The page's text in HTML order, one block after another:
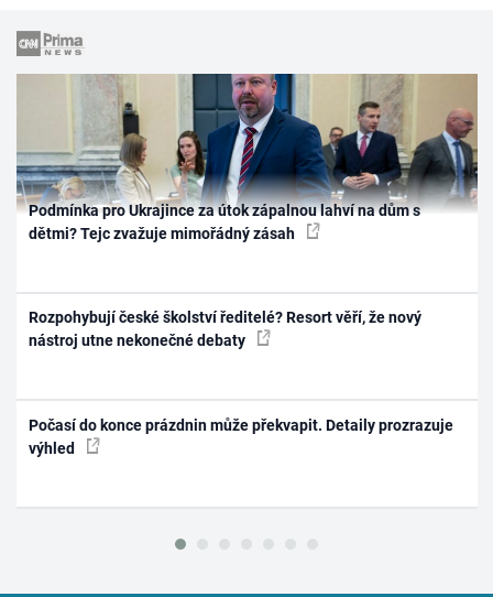
Podmínka pro Ukrajince za útok zápalnou lahví na dům s
dětmi? Tejc zvažuje mimořádný zásah
Rozpohybují české školství ředitelé? Resort věří, že nový
nástroj utne nekonečné debaty
Počasí do konce prázdnin může překvapit. Detaily prozrazuje
výhled